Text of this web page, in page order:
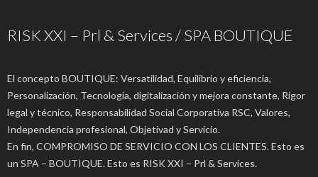
RISK XXI – Prl & Services / SPA BOUTIQUE
El concepto BOUTIQUE: Versatilidad, Equilibrio y eficiencia,
Personalización, Tecnología, digitalización y mejora constante, Rigor
legal y técnico, Responsabilidad Social Corporativa RSC, Valores,
Independencia profesional, Objetivad y Servicio.
En fin, COMPROMISO DE SERVICIO CON LOS CLIENTES. Esto es
un SPA – BOUTIQUE. Esto es RISK XXI – Prl & Services.